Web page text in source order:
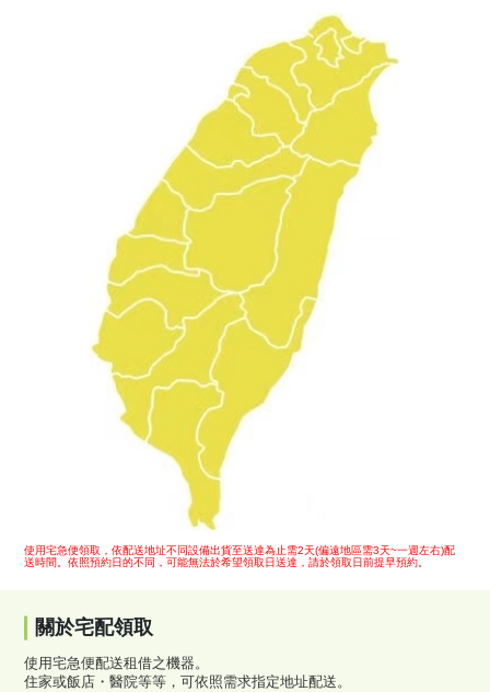
使用宅急便領取，依配送地址不同設備出貨至送達為止需2天(偏遠地區需3天~一週左右)配
送時間。依照預約日的不同，可能無法於希望領取日送達，請於領取日前提早預約。
關於宅配領取
使用宅急便配送租借之機器。
住家或飯店・醫院等等，可依照需求指定地址配送。